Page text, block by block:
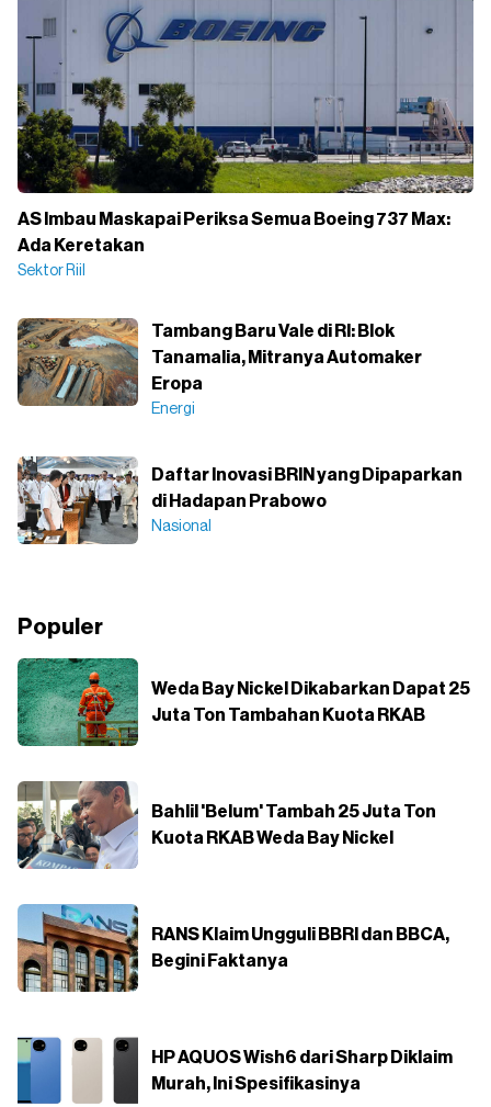
AS Imbau Maskapai Periksa Semua Boeing 737 Max:
Ada Keretakan
Sektor Riil
Tambang Baru Vale di RI: Blok
Tanamalia, Mitranya Automaker
Eropa
Energi
Daftar Inovasi BRIN yang Dipaparkan
di Hadapan Prabowo
Nasional
Populer
Weda Bay Nickel Dikabarkan Dapat 25
Juta Ton Tambahan Kuota RKAB
Bahlil 'Belum' Tambah 25 Juta Ton
Kuota RKAB Weda Bay Nickel
RANS Klaim Ungguli BBRI dan BBCA,
Begini Faktanya
HP AQUOS Wish6 dari Sharp Diklaim
Murah, Ini Spesifikasinya